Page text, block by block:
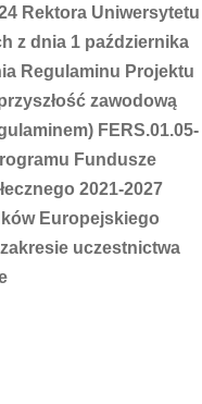
Rektora Uniwersytetu
z dnia 1 października
Regulaminu Projektu
zawodową
FERS.01.05-
Fundusze
2021-2027
Europejskiego
uczestnictwa